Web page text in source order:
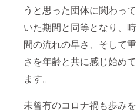
うと思った団体に関わって
いた期間と同等となり、時
間の流れの早さ、そして重
さを年齢と共に感じ始めて
ます。
未曾有のコロナ禍も歩みを